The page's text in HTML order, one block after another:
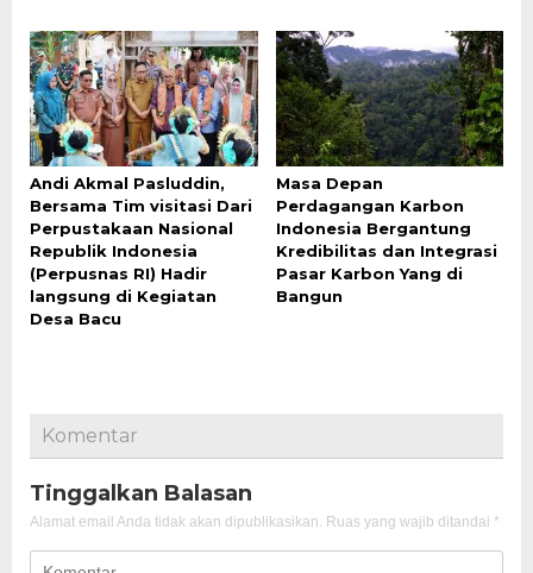
Andi Akmal Pasluddin,
Bersama Tim visitasi Dari
Perpustakaan Nasional
Republik Indonesia
(Perpusnas RI) Hadir
langsung di Kegiatan
Desa Bacu
Masa Depan
Perdagangan Karbon
Indonesia Bergantung
Kredibilitas dan Integrasi
Pasar Karbon Yang di
Bangun
Komentar
Tinggalkan Balasan
Alamat email Anda tidak akan dipublikasikan. Ruas yang wajib ditandai *